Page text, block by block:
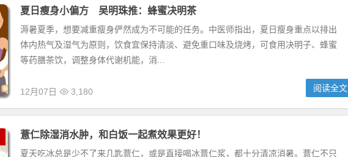
夏日瘦身小偏方 吴明珠推：蜂蜜决明茶
溽暑夏季，想要减重瘦身俨然成为不可能的任务。中医师指出，夏日瘦身重点以排出
体内热气及湿气为原则，饮食宜保持清淡、避免重口味及烧烤，可食用决明子、蜂蜜
等药膳茶饮，调整身体代谢机能，消...
12月07日 3,180 阅读全文
薏仁除湿消水肿，和白饭一起煮效果更好！
夏天吃冰总是少不了来几匙薏仁，或是直接喝冰薏仁浆，都十分清凉消暑。薏仁不只